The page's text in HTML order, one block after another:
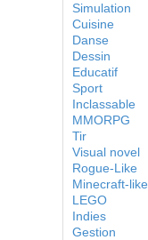
Simulation
Cuisine
Danse
Dessin
Educatif
Sport
Inclassable
MMORPG
Tir
Visual novel
Rogue-Like
Minecraft-like
LEGO
Indies
Gestion